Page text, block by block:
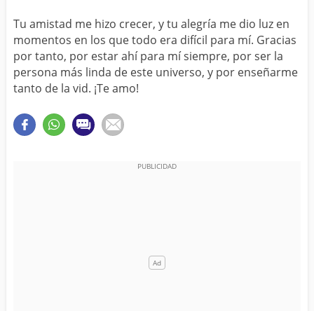
PAPA
HOMBRE
TIA
CUÑADA
ALGUIEN ESPECIAL
TODAS LAS CATEGORÍAS
Tu amistad me hizo crecer, y tu alegría me dio luz en
momentos en los que todo era difícil para mí. Gracias
por tanto, por estar ahí para mí siempre, por ser la
persona más linda de este universo, y por enseñarme
tanto de la vid. ¡Te amo!